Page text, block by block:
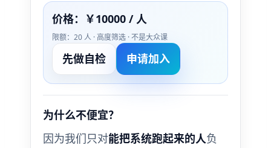
价格：￥10000 / 人
限额：20 人 · 高度筛选 · 不是大众课
先做自检 申请加入
为什么不便宜？
因为我们只对能把系统跑起来的人负